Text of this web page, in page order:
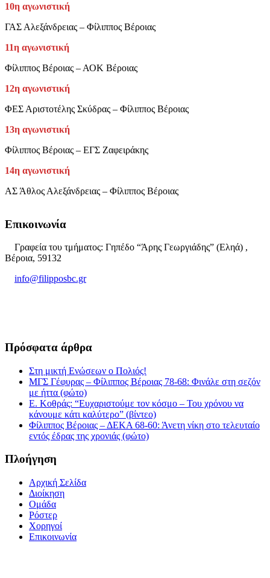
10η αγωνιστική
ΓΑΣ Αλεξάνδρειας – Φίλιππος Βέροιας
11η αγωνιστική
Φίλιππος Βέροιας – ΑΟΚ Βέροιας
12η αγωνιστική
ΦΕΣ Αριστοτέλης Σκύδρας – Φίλιππος Βέροιας
13η αγωνιστική
Φίλιππος Βέροιας – ΕΓΣ Ζαφειράκης
14η αγωνιστική
ΑΣ Άθλος Αλεξάνδρειας – Φίλιππος Βέροιας
Επικοινωνία
Γραφεία του τμήματος: Γηπέδο “Άρης Γεωργιάδης” (Εληά) ,
Βέροια, 59132
info@filipposbc.gr
Πρόσφατα άρθρα
Στη μικτή Ενώσεων ο Πολιός!
ΜΓΣ Γέφυρας – Φίλιππος Βέροιας 78-68: Φινάλε στη σεζόν
με ήττα (φώτο)
Ε. Κοθράς: “Ευχαριστούμε τον κόσμο – Του χρόνου να
κάνουμε κάτι καλύτερο” (βίντεο)
Φίλιππος Βέροιας – ΔΕΚΑ 68-60: Άνετη νίκη στο τελευταίο
εντός έδρας της χρονιάς (φώτο)
Πλοήγηση
Αρχική Σελίδα
Διοίκηση
Ομάδα
Ρόστερ
Χορηγοί
Επικοινωνία